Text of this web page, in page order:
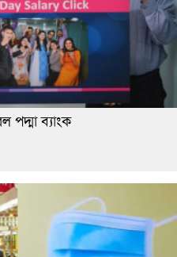
পদ্মা ব্যাংক